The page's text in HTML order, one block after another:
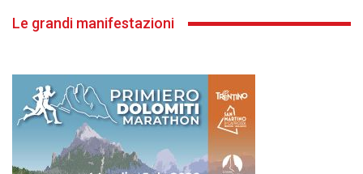
Le grandi manifestazioni